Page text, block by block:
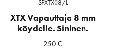
SPXTX08/L
XTX Vapauttaja 8 mm
köydelle. Sininen.
250€